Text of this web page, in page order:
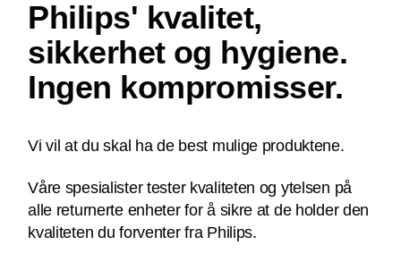
Philips' kvalitet,
sikkerhet og hygiene.
Ingen kompromisser.
Vi vil at du skal ha de best mulige produktene.
Våre spesialister tester kvaliteten og ytelsen på
alle returnerte enheter for å sikre at de holder den
kvaliteten du forventer fra Philips.